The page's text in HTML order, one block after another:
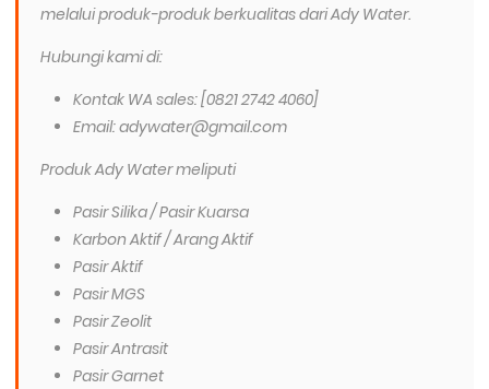
melalui produk-produk berkualitas dari Ady Water.
Hubungi kami di:
Kontak WA sales: [0821 2742 4060]
Email: adywater@gmail.com
Produk Ady Water meliputi
Pasir Silika / Pasir Kuarsa
Karbon Aktif / Arang Aktif
Pasir Aktif
Pasir MGS
Pasir Zeolit
Pasir Antrasit
Pasir Garnet